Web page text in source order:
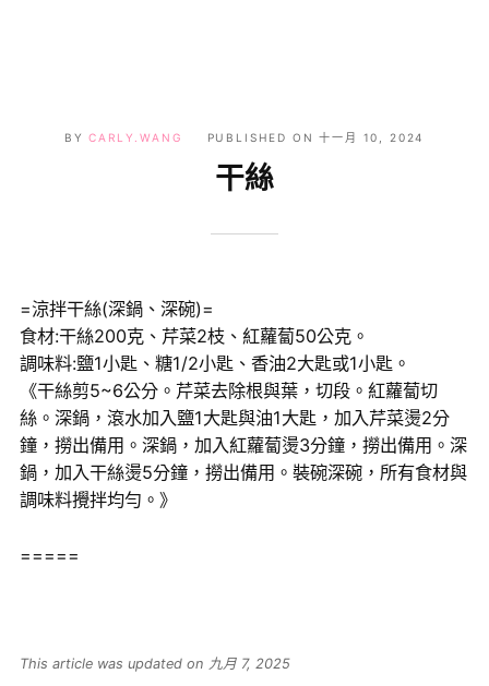
BYCARLY.WANG PUBLISHED ON十一月 10, 2024
干絲
=涼拌干絲(深鍋、深碗)=
食材:干絲200克、芹菜2枝、紅蘿蔔50公克。
調味料:鹽1小匙、糖1/2小匙、香油2大匙或1小匙。
《干絲剪5~6公分。芹菜去除根與葉，切段。紅蘿蔔切
絲。深鍋，滾水加入鹽1大匙與油1大匙，加入芹菜燙2分
鐘，撈出備用。深鍋，加入紅蘿蔔燙3分鐘，撈出備用。深
鍋，加入干絲燙5分鐘，撈出備用。裝碗深碗，所有食材與
調味料攪拌均勻。》
=====
This article was updated on 九月 7, 2025